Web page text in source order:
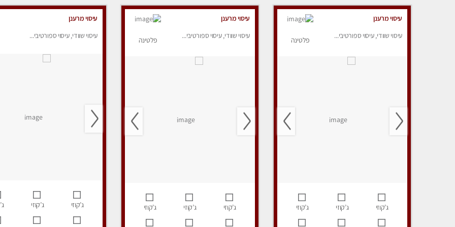
עיסוי מרענן
עיסוי שוודי, עיסוי ספורטיבי...
פלטינה
ג’קוזי ג’קוזי ג’קוזי
עיסוי מרענן
עיסוי שוודי, עיסוי ספורטיבי...
פלטינה
ג’קוזי ג’קוזי ג’קוזי
עיסוי מרענן
עיסוי שוודי, עיסוי ספורטיבי...
ג’קוזי ג’קוזי